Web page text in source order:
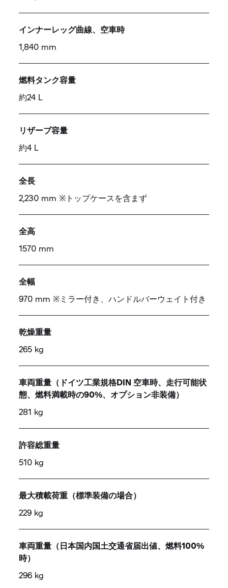
インナーレッグ曲線、空車時
1,840 mm
燃料タンク容量
約24 L
リザーブ容量
約4 L
全長
2,230 mm ※トップケースを含まず
全高
1570 mm
全幅
970 mm ※ミラー付き、ハンドルバーウェイト付き
乾燥重量
265 kg
車両重量（ドイツ工業規格DIN 空車時、走行可能状
態、燃料満載時の90%、オプション非装備）
281 kg
許容総重量
510 kg
最大積載荷重（標準装備の場合）
229 kg
車両重量（日本国内国土交通省届出値、燃料100%
時）
296 kg